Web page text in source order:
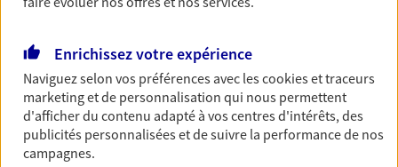
De nombreuses solutions s'offrent à vous pour faire
objectifs ? Rien ne remplace les conseils d'un expert :
Assurance vie, PER, Livret… Faisons le point ensemble !
Vous protéger et protéger vos
proches face aux aléas de la vie
Enrichissez votre expérience
Naviguez selon vos préférences avec lescookies et traceurs
marketing et de personnalisation qui nous permettent
d'afficher du contenu adapté à vos centres d'intérêts, des
publicités personnalisées et de suivre la performance de nos
campagnes.